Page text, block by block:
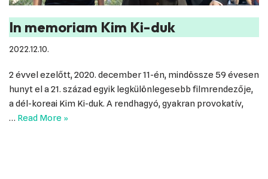
In memoriam Kim Ki-duk
2022.12.10.
2 évvel ezelőtt, 2020. december 11-én, mindössze 59 évesen
hunyt el a 21. század egyik legkülönlegesebb filmrendezője,
a dél-koreai Kim Ki-duk. A rendhagyó, gyakran provokatív,
… Read More »